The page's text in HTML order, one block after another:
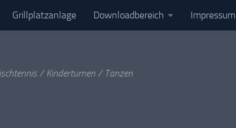
Grillplatzanlage Downloadbereich Impressum
/ Kinderturnen / Tanzen